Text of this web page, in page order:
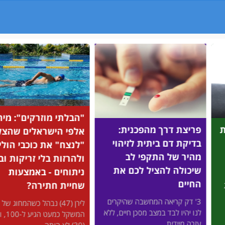
מהפכנית:
ביתית לזיהוי
התקפי לב
לכם את
המחשבה שהיקרים
במצב מסכן חיים, ללא
"הבלתי מוזרקים": מיהם
אלפי הישראלים שהצליחו
"לנצח" את כוכבי הוליווד
ולהרזות בלי זריקות ובלי
ניתוחים - באמצעות
שחיית חתירה?
לירן (47) נבהל כשהמחוג של
המשקל כמעט הגיע ל-100, ודקלה
על
החיים
רבים
לשמור